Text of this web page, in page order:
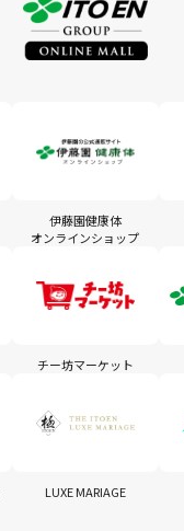
伊藤園健康体
オンラインショップ
チー坊マーケット
LUXE MARIAGE